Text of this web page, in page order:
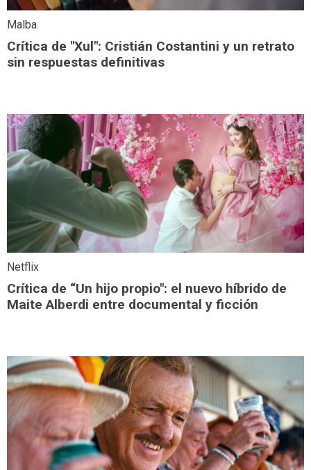
Malba
Crítica de "Xul": Cristián Costantini y un retrato
sin respuestas definitivas
Netflix
Crítica de “Un hijo propio": el nuevo híbrido de
Maite Alberdi entre documental y ficción